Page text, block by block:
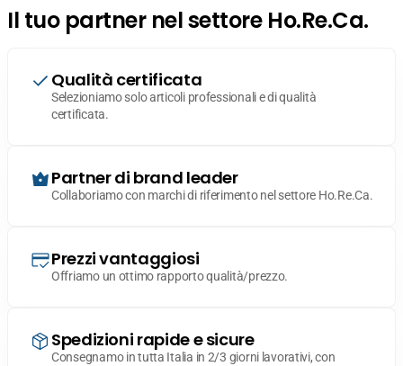
Il tuo partner nel settore Ho.Re.Ca.
Qualità certificata
Selezioniamo solo articoli professionali e di qualità
certificata.
Partner di brand leader
Collaboriamo con marchi di riferimento nel settore Ho.Re.Ca.
Prezzi vantaggiosi
Offriamo un ottimo rapporto qualità/prezzo.
Spedizioni rapide e sicure
Consegnamo in tutta Italia in 2/3 giorni lavorativi, con